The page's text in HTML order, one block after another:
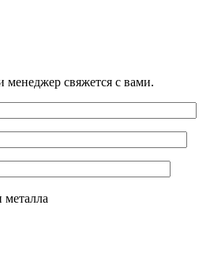
свяжется с вами.
металла